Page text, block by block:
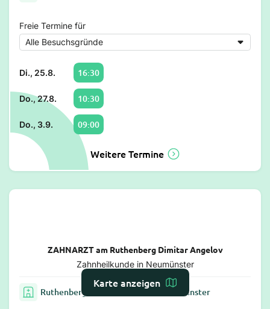
Freie Termine für
Di., 25.8. 16:30
Do., 27.8. 10:30
Do., 3.9. 09:00
Weitere Termine
ZAHNARZT am Ruthenberg Dimitar Angelov
Zahnheilkunde in Neumünster
Ruthenberger Markt 22, 24539 Neumünster
Karte anzeigen